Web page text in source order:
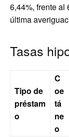
6,44%, frente al
última
Tasas
Tipo de
préstam
o
C
oe
tá
ne
o